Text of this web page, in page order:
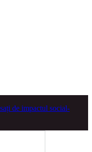
de impactul social-